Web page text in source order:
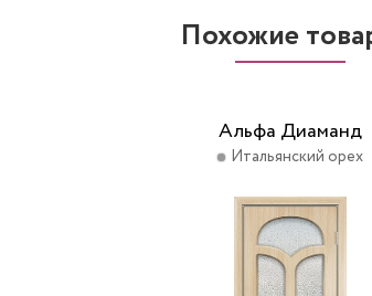
Похожие
Альфа Диаманд
Итальянский орех